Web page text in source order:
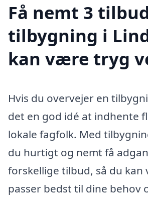
Få nemt 3
tilbygning i
kan være tryg
Hvis du overvejer en
det en god idé at indhente
lokale fagfolk. Med
du hurtigt og nemt få
forskellige tilbud, så du
passer bedst til dine behov